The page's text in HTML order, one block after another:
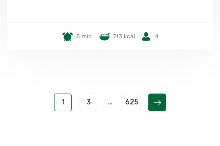
5 min. 713 kcal 4
1 3 ... 625